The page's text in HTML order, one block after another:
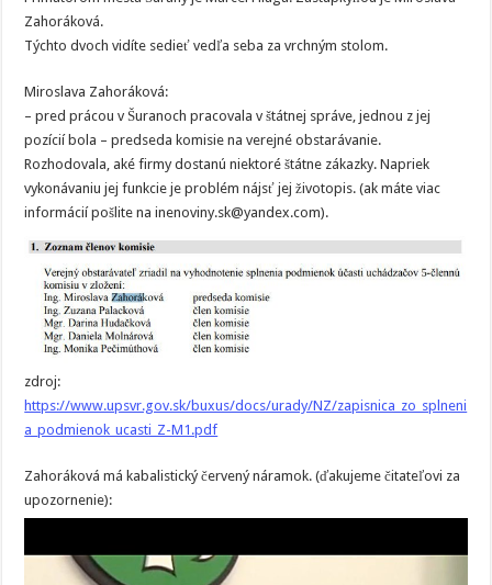
Zahoráková.
Týchto dvoch vidíte sedieť vedľa seba za vrchným stolom.
Miroslava Zahoráková:
– pred prácou v Šuranoch pracovala v štátnej správe, jednou z jej
pozícií bola – predseda komisie na verejné obstarávanie.
Rozhodovala, aké firmy dostanú niektoré štátne zákazky. Napriek
vykonávaniu jej funkcie je problém nájsť jej životopis. (ak máte viac
informácií pošlite na inenoviny.sk@yandex.com).
zdroj:
https://www.upsvr.gov.sk/buxus/docs/urady/NZ/zapisnica_zo_splneni
a_podmienok_ucasti_Z-M1.pdf
Zahoráková má kabalistický červený náramok. (ďakujeme čitateľovi za
upozornenie):